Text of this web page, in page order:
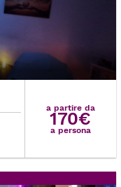
a partire da
170€
a persona